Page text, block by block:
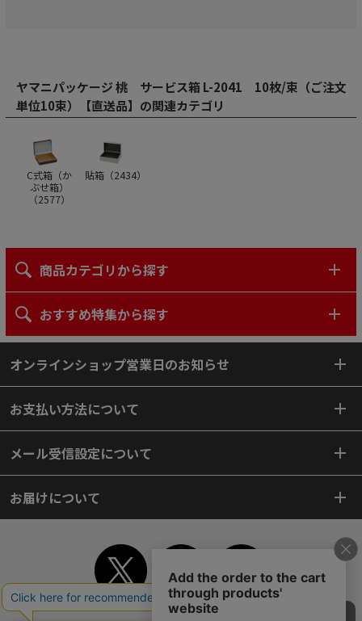
ヤマニパッケージ 桃 サービス箱 L-2041 10枚/束（ご注文
単位10束）【直送品】の関連カテゴリ
C式箱（か
ぶせ箱）
（2577）
貼箱（2434）
商品カテゴリから探す
おすすめ特集から探す
オンラインショップ営業日のお知らせ
お支払い方法について
メール受信設定について
お届けについて